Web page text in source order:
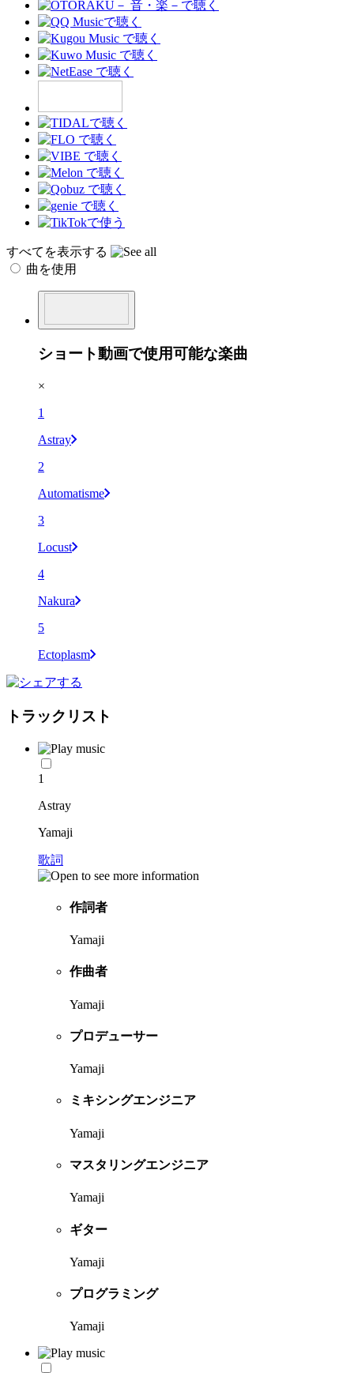
すべてを表示する
曲を使用
ショート動画で使用可能な楽曲
×
1
Astray
2
Automatisme
3
Locust
4
Nakura
5
Ectoplasm
トラックリスト
1
Astray
Yamaji
歌詞
作詞者
Yamaji
作曲者
Yamaji
プロデューサー
Yamaji
ミキシングエンジニア
Yamaji
マスタリングエンジニア
Yamaji
ギター
Yamaji
プログラミング
Yamaji